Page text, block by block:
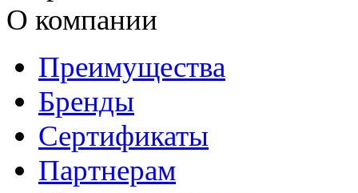
О компании
Преимущества
Бренды
Сертификаты
Партнерам